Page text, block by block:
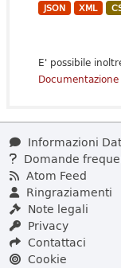
JSON XML
E' possibile
Documentazione
Informazioni
Domande
Atom Feed
Ringraziamenti
Note legali
Privacy
Contattaci
Cookie